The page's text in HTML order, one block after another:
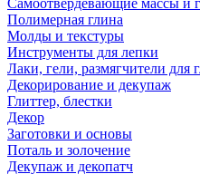
Самоотвердевающие массы и
Полимерная глина
Молды и текстуры
Инструменты для лепки
Лаки, гели, размягчители для
Декорирование и декупаж
Глиттер, блестки
Декор
Заготовки и основы
Поталь и золочение
Декупаж и декопатч